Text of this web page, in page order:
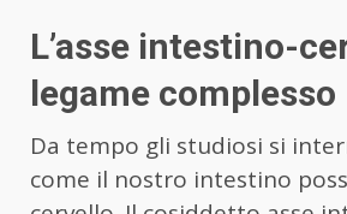
L’asse intestino-
legame complesso
Da tempo gli studiosi si
come il nostro intestino